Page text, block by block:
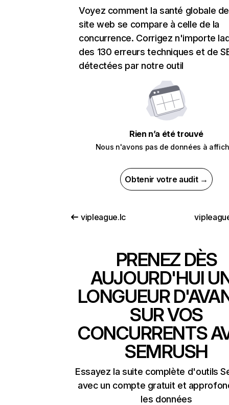
Voyez comment la santé globale
site web se compare à celle de la
concurrence. Corrigez n'importe
des 130 erreurs techniques et de
détectées par notre outil
Rien n’a été trouvé
Nous n'avons pas de données à
Obtenir votre audit →
vipleague.lc
PRENEZ DÈS
AUJOURD'HUI
LONGUEUR
SUR VOS
CONCURRENTS
SEMRUSH
Essayez la suite complète d'outils
avec un compte gratuit et
les données